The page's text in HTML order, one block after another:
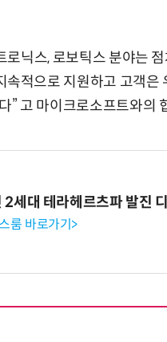
닉스, 로보틱스 분야는 점
적으로 지원하고 고객은
” 고 마이크로소프트와의
세대 테라헤르츠파 발진
룸 바로가기>